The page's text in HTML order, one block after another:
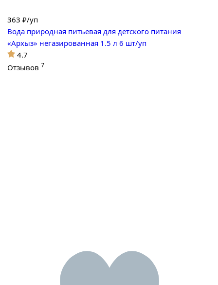
363 ₽/уп
Вода природная питьевая для детского питания
«Архыз» негазированная 1.5 л 6 шт/уп
4.7
Отзывов 7